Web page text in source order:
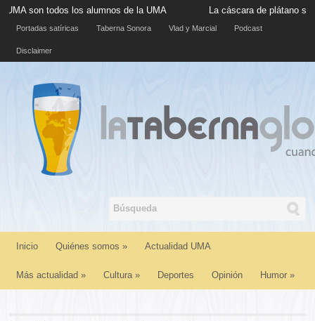
los alumnos de la UMA La cáscara de plátano situada en la
Portadas satíricas Taberna Sonora Vlad y Marcial Podcast
Disclaimer
Inicio Quiénes somos » Actualidad UMA
Más actualidad » Cultura» Deportes Opinión Humor »